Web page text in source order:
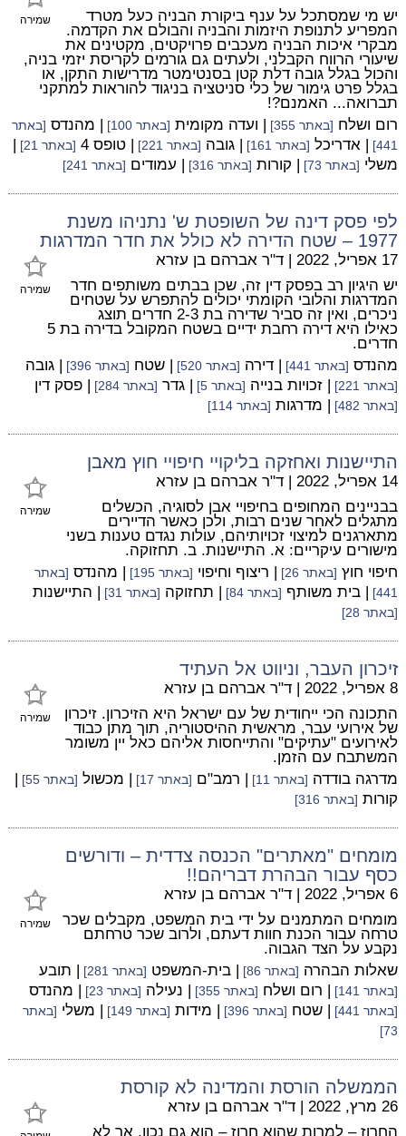
שמירה
יש מי שמסתכל על ענף ביקורת הבניה כעל מטרד
המפריע לתנופת היזמות והבניה והבולם את הקדמה.
מבקרי איכות הבניה מעכבים פרויקטים, מקטינים את
שיעורי הרווח הקבלני, ולעתים גם גורמים לקריסת יזמי בניה,
והכול בגלל גובה דלת קטן בסנטימטר מדרישות התקן, או
בגלל פרט גימור של כלי סניטציה בניגוד להוראות למתקני
תברואה... האמנם?!
רום ושלח [באתר 355] | ועדה מקומית [באתר 100] | מהנדס [באתר
441]
| אדריכל [באתר 161] | גובה [באתר 221] | טופס 4 [באתר 21]
|
משלי [באתר 73] | קורות [באתר 316] | עמודים [באתר 241]
לפי פסק דינה של השופטת ש' נתניהו משנת
1977 – שטח הדירה לא כולל את חדר המדרגות
שמירה
17 אפריל, 2022 | ד"ר אברהם בן עזרא
יש היגיון רב בפסק דין זה, שכן בבתים משותפים חדר
המדרגות והלובי הקומתי יכולים להתפרש על שטחים
ניכרים, ואין זה סביר שדירה בת 2-3 חדרים תוצג
כאילו היא דירה רחבת ידיים בשטח המקובל בדירה בת 5
חדרים.
מהנדס [באתר 441] | דירה [באתר 520] | שטח [באתר 396] | גובה
[באתר 221] | זכויות בנייה [באתר 5] | גדר [באתר 284] | פסק דין
[באתר 482] | מדרגות [באתר 114]
התיישנות ואחזקה בליקויי חיפויי חוץ מאבן
שמירה
14 אפריל, 2022 | ד"ר אברהם בן עזרא
בבניינים המחופים בחיפויי אבן לסוגיה, הכשלים
מתגלים לאחר שנים רבות, ולכן כאשר הדיירים
מתארגנים למיצוי זכויותיהם, עולות נגדם טענות בשני
מישורים עיקריים: א. התיישנות. ב. תחזוקה.
חיפוי חוץ [באתר 26] | ריצוף וחיפוי [באתר 195] | מהנדס [באתר
441]
| בית משותף [באתר 84] | תחזוקה [באתר 31] | התיישנות
[באתר 28]
זיכרון העבר, וניווט אל העתיד
שמירה
8 אפריל, 2022 | ד"ר אברהם בן עזרא
התכונה הכי ייחודית של עם ישראל היא הזיכרון. זיכרון
של אירועי עבר, מראשית ההיסטוריה, תוך מתן כבוד
לאירועים "עתיקים" והתייחסות אליהם כאל יין משומר
המשתבח עם הזמן.
מדרגה בודדה [באתר 11] | רמב"ם [באתר 17] | מכשול [באתר 55]
|
קורות [באתר 316]
מומחים "מאתרים" הכנסה צדדית – ודורשים
כסף עבור הבהרת דבריהם!!
שמירה
6 אפריל, 2022 | ד"ר אברהם בן עזרא
מומחים המתמנים על ידי בית המשפט, מקבלים שכר
טרחה עבור הכנת חוות דעתם, ולרוב שכר טרחתם
נקבע על הצד הגבוה.
שאלות הבהרה [באתר 86] | בית-המשפט [באתר 281] | תובע
[באתר 141] | רום ושלח [באתר 355] | נעילה [באתר 23] | מהנדס
[באתר 441] | שטח [באתר 396] | מידות [באתר 149] | משלי [באתר
73]
הממשלה הורסת והמדינה לא קורסת
26 מרץ, 2022 | ד"ר אברהם בן עזרא
החרוז – למרות שהוא חרוז – הוא גם נכון, אך לא